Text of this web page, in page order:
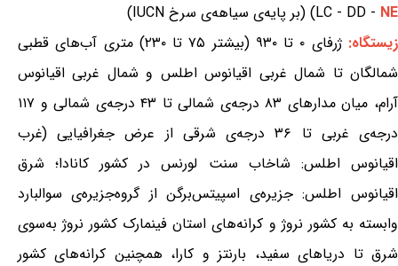
LC - DD - NE
) (بر پایه‌ی سیاهه‌ی سرخ IUCN)
زیستگاه:
ژرفای ۰ تا ۹۳۰ (بیشتر ۷۵ تا ۲۳۰) متری آب‌های قطبی
شمالگان تا شمال غربی اقیانوس اطلس و شمال غربی اقیانوس
آرام، میان مدارهای ۸۳ درجه‌ی شمالی تا ۴۳ درجه‌ی شمالی و ۱۱۷
درجه‌ی غربی تا ۳۶ درجه‌ی شرقی از عرض جغرافیایی (غرب
اقیانوس اطلس: شاخاب سنت لورنس در کشور کانادا؛ شرق
اقیانوس اطلس: جزیره‌ی اسپیتس‌برگن از گروه‌جزیره‌ی سوالبارد
وابسته به کشور نروژ و کرانه‌های استان فینمارک کشور نروژ به‌سوی
شرق تا دریاهای سفید، بارنتز و کارا، همچنین کرانه‌های کشور